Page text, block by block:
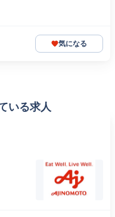
気になる
いる求人